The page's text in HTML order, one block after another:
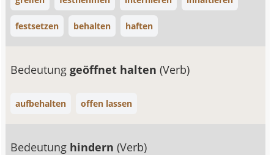
festsetzen behalten haften
Bedeutunggeöffnet halten(Verb)
aufbehalten offen lassen
Bedeutung hindern(Verb)